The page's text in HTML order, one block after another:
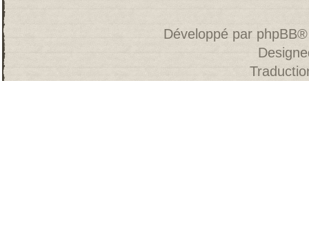
Développé par phpBB®